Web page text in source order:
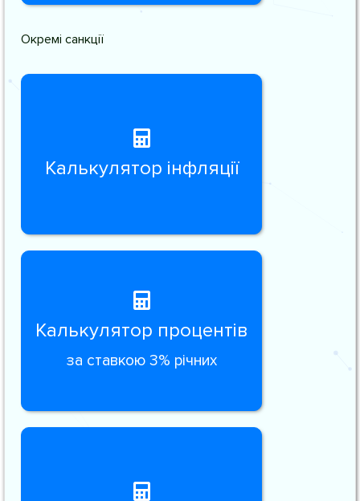
Окремі санкції
Калькулятор інфляції
Калькулятор процентів
за ставкою 3% річних